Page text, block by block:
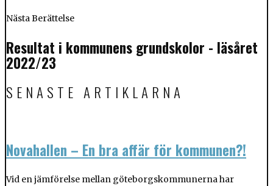
Nästa Berättelse
Resultat i kommunens grundskolor - läsåret
2022/23
SENASTE ARTIKLARNA
Novahallen – En bra affär för kommunen?!
Vid en jämförelse mellan göteborgskommunerna har